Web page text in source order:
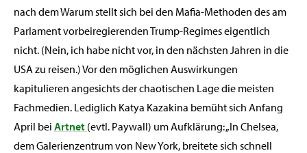
nach dem Warum stellt sich bei den Mafia-Methoden des am
Parlament vorbeiregierenden Trump-Regimes eigentlich
nicht. (Nein, ich habe nicht vor, in den nächsten Jahren in die
USA zu reisen.) Vor den möglichen Auswirkungen
kapitulieren angesichts der chaotischen Lage die meisten
Fachmedien. Lediglich Katya Kazakina bemüht sich Anfang
April bei Artnet (evtl. Paywall) um Aufklärung: „In Chelsea,
dem Galerienzentrum von New York, breitete sich schnell